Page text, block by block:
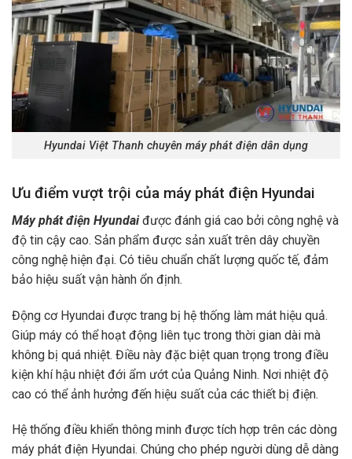
Hyundai Việt Thanh chuyên máy phát điện dân dụng
Ưu điểm vượt trội của máy phát điện Hyundai
Máy phát điện Hyundaiđược đánh giá cao bởi công nghệ và
độ tin cậy cao. Sản phẩm được sản xuất trên dây chuyền
công nghệ hiện đại. Có tiêu chuẩn chất lượng quốc tế, đảm
bảo hiệu suất vận hành ổn định.
Động cơ Hyundai được trang bị hệ thống làm mát hiệu quả.
Giúp máy có thể hoạt động liên tục trong thời gian dài mà
không bị quá nhiệt. Điều này đặc biệt quan trọng trong điều
kiện khí hậu nhiệt đới ẩm ướt của Quảng Ninh. Nơi nhiệt độ
cao có thể ảnh hưởng đến hiệu suất của các thiết bị điện.
Hệ thống điều khiển thông minh được tích hợp trên các dòng
máy phát điện Hyundai. Chúng cho phép người dùng dễ dàng